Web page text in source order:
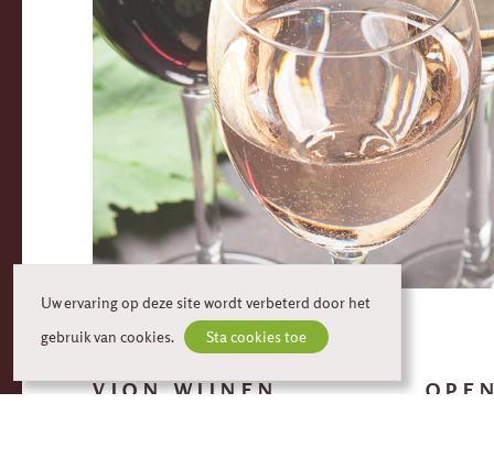
VION WIJNEN
Uw ervaring op deze site wordt verbeterd door het
gebruik van cookies.
Sta cookies toe